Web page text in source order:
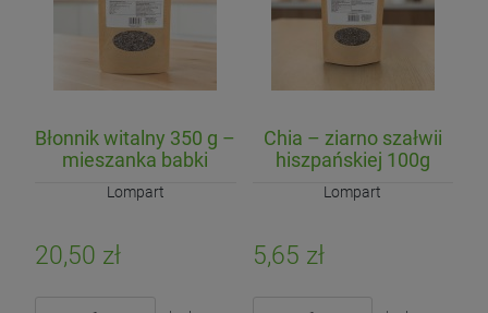
Błonnik witalny 350 g –
mieszanka babki
płesznik i babki
jajowatej
Lompart
20,50 zł
Chia – ziarno szałwii
hiszpańskiej 100g
Lompart
5,65 zł